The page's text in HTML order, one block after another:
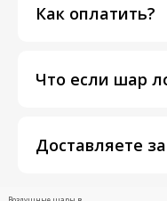
Как оплатить?
Что если шар
Доставляете